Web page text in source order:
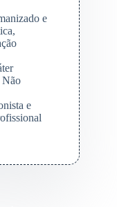
e
Não
e